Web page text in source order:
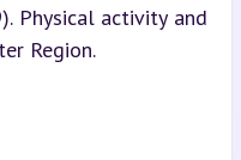
Physical activity and
Region.